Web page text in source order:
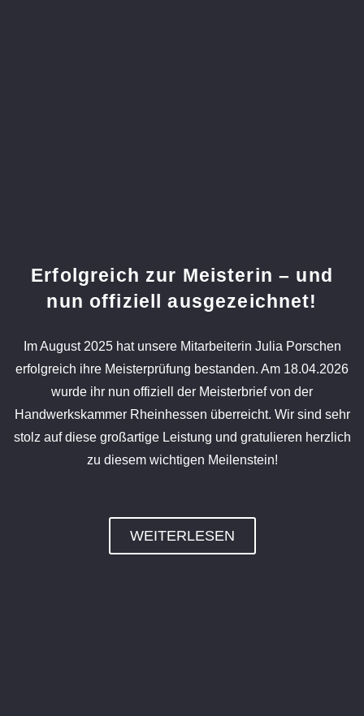
Erfolgreich zur Meisterin – und
nun offiziell ausgezeichnet!
Im August 2025 hat unsere Mitarbeiterin Julia Porschen
erfolgreich ihre Meisterprüfung bestanden. Am 18.04.2026
wurde ihr nun offiziell der Meisterbrief von der
Handwerkskammer Rheinhessen überreicht. Wir sind sehr
stolz auf diese großartige Leistung und gratulieren herzlich
zu diesem wichtigen Meilenstein!
WEITERLESEN